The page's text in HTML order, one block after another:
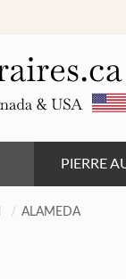
PIERRE
ALAMEDA